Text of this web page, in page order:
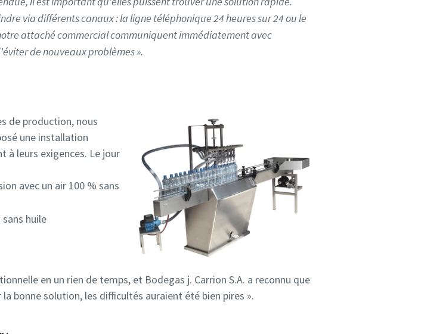
via différents canaux : la ligne téléphonique 24 heures sur 24 ou le
attaché commercial communiquent immédiatement avec
de nouveaux problèmes ».
de production, nous
une installation
à leurs exigences. Le jour
avec un air 100 % sans
huile
en un rien de temps, et Bodegas j. Carrion S.A. a reconnu que
bonne solution, les difficultés auraient été bien pires ».